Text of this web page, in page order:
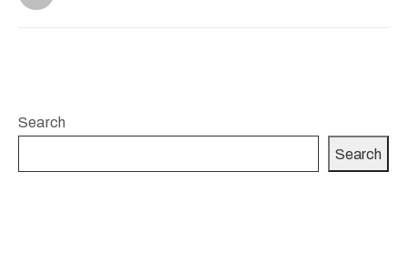
Search
Search